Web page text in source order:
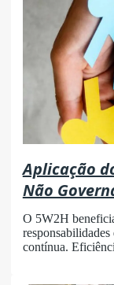
Aplicação
Não
O 5W2H
contínua.